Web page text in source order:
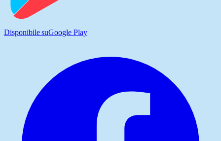
Disponibile suGoogle Play